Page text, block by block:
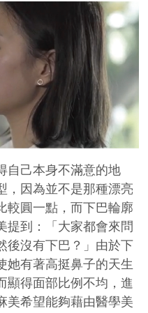
自己本身不滿意的地
，因為並不是那種漂亮
較圓一點，而下巴輪廓
提到：「大家都會來問
後沒有下巴？」由於下
她有著高挺鼻子的天生
顯得面部比例不均，進
美希望能夠藉由醫學美